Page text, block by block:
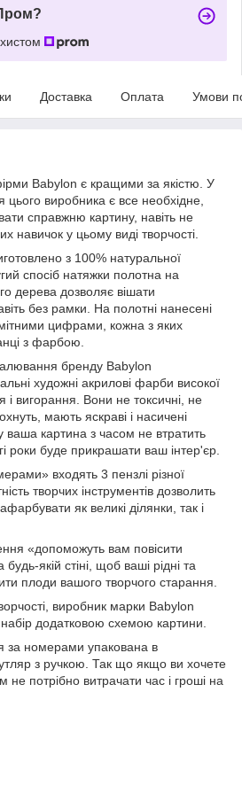
Доставка Оплата Умови
Babylon є кращими за якістю. У
виробника є все необхідне,
справжню картину, навіть не
навичок у цьому виді творчості.
з 100% натуральної
спосіб натяжки полотна на
дерева дозволяє вішати
без рамки. На полотні нанесені
цифрами, кожна з яких
з фарбою.
бренду Babylon
художні акрилові фарби високої
і вигорання. Вони не токсичні, не
мають яскраві і насичені
ваша картина з часом не втратить
роки буде прикрашати ваш інтер'єр.
входять 3 пензлі різної
творчих інструментів дозволить
як великі ділянки, так і
«допоможуть вам повісити
якій стіні, щоб ваші рідні та
плоди вашого творчого старання.
виробник марки Babylon
додатковою схемою картини.
за номерами упакована в
з ручкою. Так що якщо ви хочете
не потрібно витрачати час і гроші на